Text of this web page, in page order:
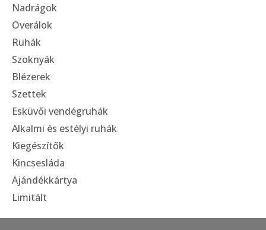
Nadrágok
Overálok
Ruhák
Szoknyák
Blézerek
Szettek
Esküvői vendégruhák
Alkalmi és estélyi ruhák
Kiegészítők
Kincsesláda
Ajándékkártya
Limitált